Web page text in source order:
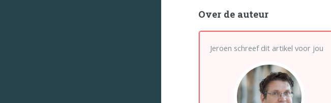
Over de auteur
Jeroen schreef dit artikel voor jou